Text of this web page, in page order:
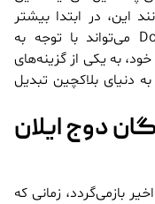
این، در ابتدا بیشتر
جنبه سرگرمی دارند، اما Dogelon Mars می‌تواند با توجه به
به یکی از گزینه‌های
دنیای بلاکچین تبدیل
دوج ایلان
بازمی‌گردد، زمانی که